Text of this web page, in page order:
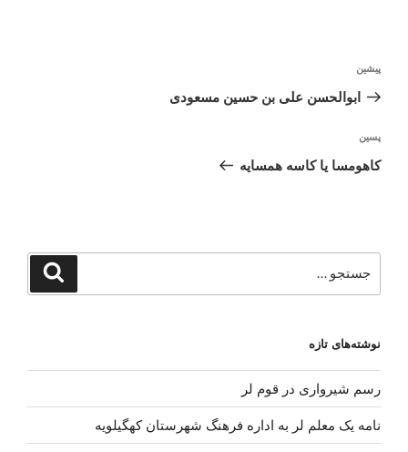
نوشته
قبلی
پیشین
ابوالحسن علی بن حسین مسعودی
نوشته‌ٔ
بعدی
پسین
کاهومسا یا کاسه همسایه
برای
جستجو
نوشته‌های تازه
رسم شیرواری در قوم لر
نامه یک معلم لر به اداره فرهنگ شهرستان کهگیلویه